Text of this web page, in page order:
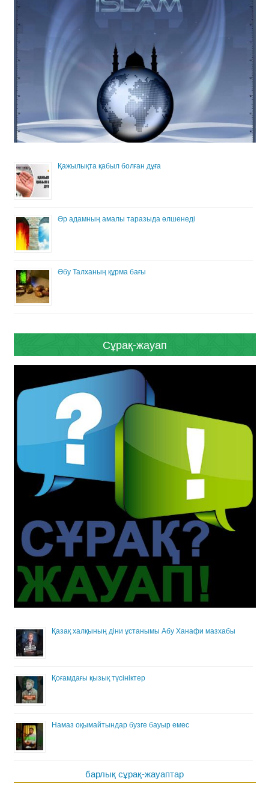
Қажылықта қабыл болған дұға
Әр адамның амалы таразыда өлшенеді
Әбу Талханың құрма бағы
Сұрақ-жауап
Қазақ халқының діни ұстанымы Абу Ханафи мазхабы
Қоғамдағы қызық түсініктер
Намаз оқымайтындар бузге бауыр емес
барлық сұрақ-жауаптар